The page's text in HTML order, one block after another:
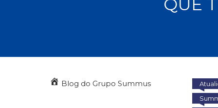
PNL (Programação Neurolingüística) (41)
Publicidade, Propaganda e Marketing (33)
Relações Públicas e Comunicação
QUE
Blog do Grupo Summus